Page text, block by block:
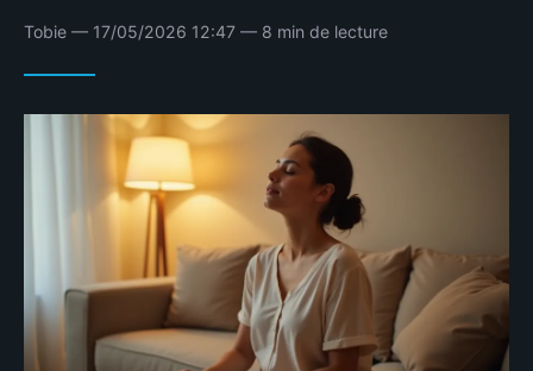
Tobie — 17/05/2026 12:47 — 8 min de lecture